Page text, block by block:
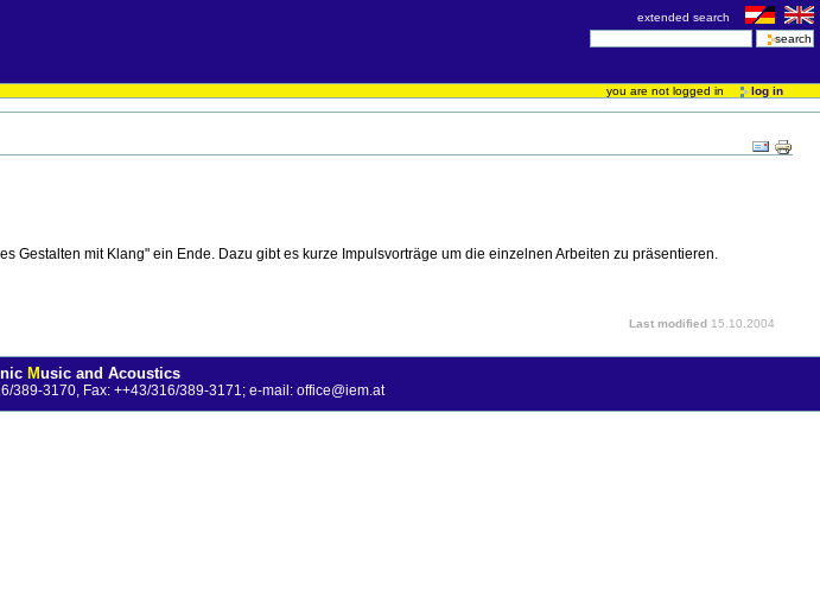
extended search
you are not logged in
log in
mit Klang" ein Ende. Dazu gibt es kurze Impulsvorträge um die einzelnen Arbeiten zu präsentieren.
Last modified 15.10.2004
Music and Acoustics
389-3170, Fax: ++43/316/389-3171; e-mail: office@iem.at